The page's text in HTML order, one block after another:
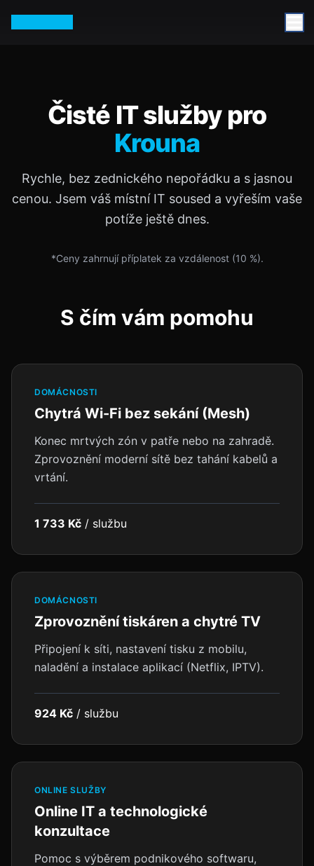
Čisté IT služby pro
Krouna
Rychle, bez zednického nepořádku a s jasnou
cenou. Jsem váš místní IT soused a vyřeším vaše
potíže ještě dnes.
*Ceny zahrnují příplatek za vzdálenost (10 %).
S čím vám pomohu
DOMÁCNOSTI
Chytrá Wi-Fi bez sekání (Mesh)
Konec mrtvých zón v patře nebo na zahradě.
Zprovoznění moderní sítě bez tahání kabelů a
vrtání.
1 733 Kč / službu
DOMÁCNOSTI
Zprovoznění tiskáren a chytré TV
Připojení k síti, nastavení tisku z mobilu,
naladění a instalace aplikací (Netflix, IPTV).
924 Kč / službu
ONLINE SLUŽBY
Online IT a technologické
konzultace
Pomoc s výběrem podnikového softwaru,